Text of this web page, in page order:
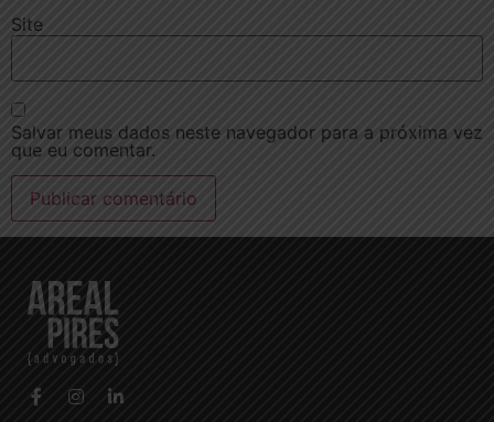
Site
Salvar meus dados neste navegador para a próxima vez
que eu comentar.